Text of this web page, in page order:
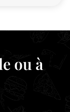
ou à